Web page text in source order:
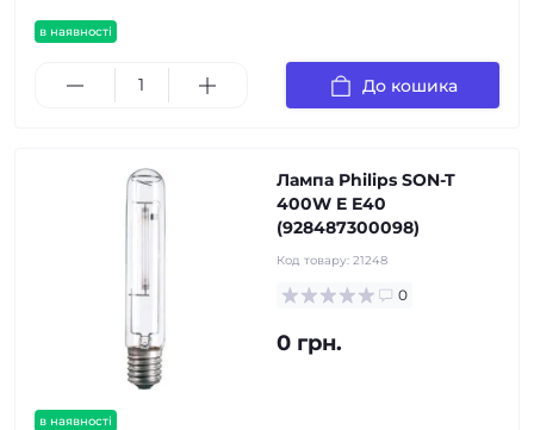
в наявності
До кошика
в наявності
Лампа Philips SON-T
400W E E40
(928487300098)
Код товару: 21248
0
0 грн.